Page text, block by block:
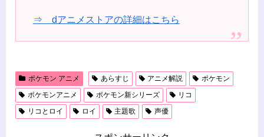
⇒ dアニメストアの詳細はこちら
ポケモン アニメ あらすじ アニメ解説
ポケモン
ポケモンアニメ
ポケモン新シリーズ
リコ
リコとロイ
ロイ 主題歌 声優